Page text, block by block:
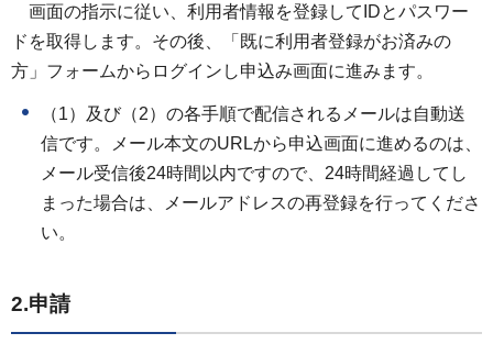
画面の指示に従い、利用者情報を登録してIDとパスワー
ドを取得します。その後、「既に利用者登録がお済みの
方」フォームからログインし申込み画面に進みます。
（1）及び（2）の各手順で配信されるメールは自動送
信です。メール本文のURLから申込画面に進めるのは、
メール受信後24時間以内ですので、24時間経過してし
まった場合は、メールアドレスの再登録を行ってくださ
い。
2.申請